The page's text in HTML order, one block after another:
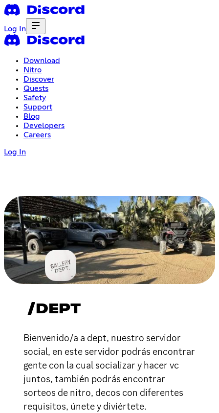
Log In
Download
Nitro
Discover
Quests
Safety
Support
Blog
Developers
Careers
Log In
/DEPT
Bienvenido/a a dept, nuestro servidor
social, en este servidor podrás encontrar
gente con la cual socializar y hacer vc
juntos, también podrás encontrar
sorteos de nitro, decos con diferentes
requisitos, únete y diviértete.